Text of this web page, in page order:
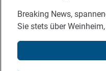
Breaking News,
Sie stets über